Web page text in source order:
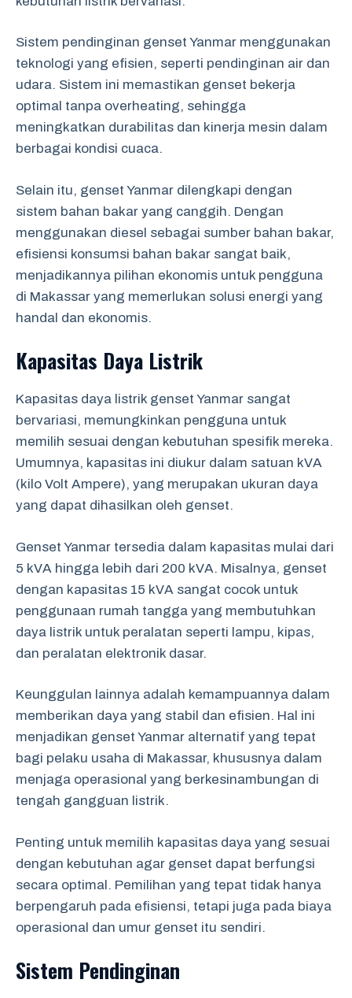
Sistem pendinginan genset Yanmar menggunakan
teknologi yang efisien, seperti pendinginan air dan
udara. Sistem ini memastikan genset bekerja
optimal tanpa overheating, sehingga
meningkatkan durabilitas dan kinerja mesin dalam
berbagai kondisi cuaca.
Selain itu, genset Yanmar dilengkapi dengan
sistem bahan bakar yang canggih. Dengan
menggunakan diesel sebagai sumber bahan bakar,
efisiensi konsumsi bahan bakar sangat baik,
menjadikannya pilihan ekonomis untuk pengguna
di Makassar yang memerlukan solusi energi yang
handal dan ekonomis.
Kapasitas Daya Listrik
Kapasitas daya listrik genset Yanmar sangat
bervariasi, memungkinkan pengguna untuk
memilih sesuai dengan kebutuhan spesifik mereka.
Umumnya, kapasitas ini diukur dalam satuan kVA
(kilo Volt Ampere), yang merupakan ukuran daya
yang dapat dihasilkan oleh genset.
Genset Yanmar tersedia dalam kapasitas mulai dari
5 kVA hingga lebih dari 200 kVA. Misalnya, genset
dengan kapasitas 15 kVA sangat cocok untuk
penggunaan rumah tangga yang membutuhkan
daya listrik untuk peralatan seperti lampu, kipas,
dan peralatan elektronik dasar.
Keunggulan lainnya adalah kemampuannya dalam
memberikan daya yang stabil dan efisien. Hal ini
menjadikan genset Yanmar alternatif yang tepat
bagi pelaku usaha di Makassar, khususnya dalam
menjaga operasional yang berkesinambungan di
tengah gangguan listrik.
Penting untuk memilih kapasitas daya yang sesuai
dengan kebutuhan agar genset dapat berfungsi
secara optimal. Pemilihan yang tepat tidak hanya
berpengaruh pada efisiensi, tetapi juga pada biaya
operasional dan umur genset itu sendiri.
Sistem Pendinginan